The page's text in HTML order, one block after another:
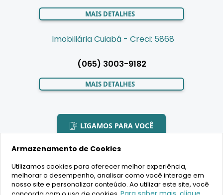
MAIS DETALHES
Imobiliária Cuiabá - Creci: 5868
(065) 3003-9182
MAIS DETALHES
LIGAMOS PARA VOCÊ
2020 Copyright - BR House Inteligência Imobiliária LTDA -
16.630.405/0001-43 - CRECI 19701 - Todos os direitos reservados
Armazenamento de Cookies
Utilizamos cookies para oferecer melhor experiência,
melhorar o desempenho, analisar como você interage em
nosso site e personalizar conteúdo. Ao utilizar este site, você